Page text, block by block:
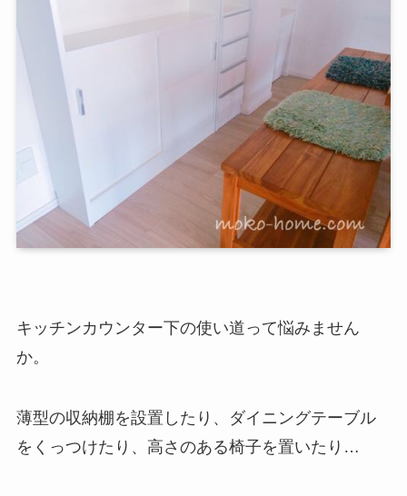
キッチンカウンター下の使い道って悩みません
か。
薄型の収納棚を設置したり、ダイニングテーブル
をくっつけたり、高さのある椅子を置いたり…